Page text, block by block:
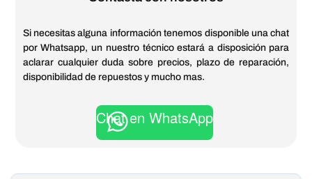
Si necesitas alguna información tenemos disponible una chat
por Whatsapp, un nuestro técnico estará a disposición para
aclarar cualquier duda sobre precios, plazo de reparación,
disponibilidad de repuestos y mucho mas.
Chat en WhatsApp